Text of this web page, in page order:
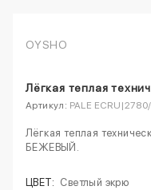
OYSHO
Лёгкая теплая
Артикул: PALE
Лёгкая теплая
БЕЖЕВЫЙ.
ЦВЕТ: Светлый экрю